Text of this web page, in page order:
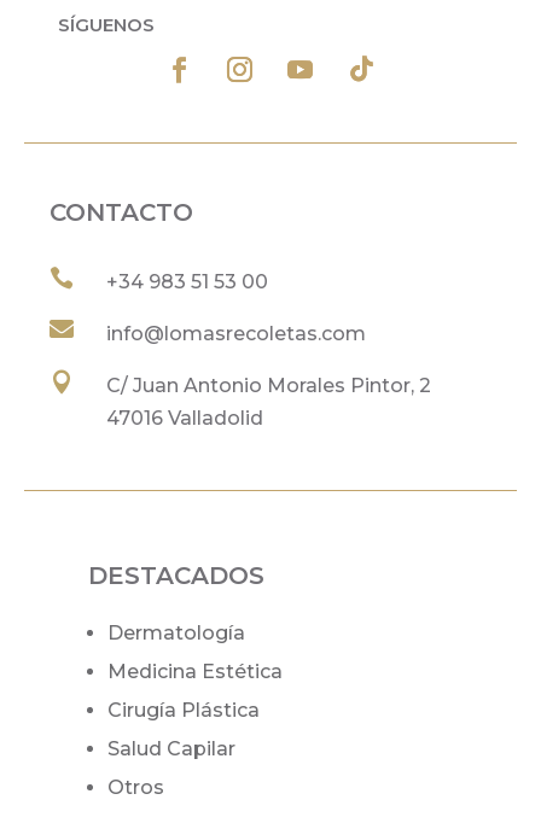
SÍGUENOS
CONTACTO
 +34 983 51 53 00
 info@lomasrecoletas.com

C/ Juan Antonio Morales Pintor, 2
47016 Valladolid
DESTACADOS
Dermatología
Medicina Estética
Cirugía Plástica
Salud Capilar
Otros